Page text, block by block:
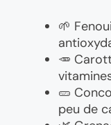
🌱
🥕
🥒
peu de